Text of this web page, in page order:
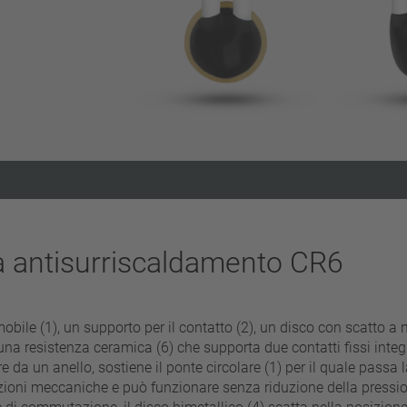
CR6
(1), un supporto per il contatto (2), un disco con scatto
resistenza ceramica (6) che supporta due contatti fissi
da un anello, sostiene il ponte circolare (1) per il quale
meccaniche e può funzionare senza riduzione della